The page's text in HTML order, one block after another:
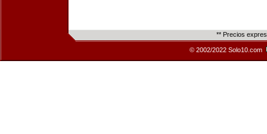
** Precios
© 2002/2022 Solo10.com